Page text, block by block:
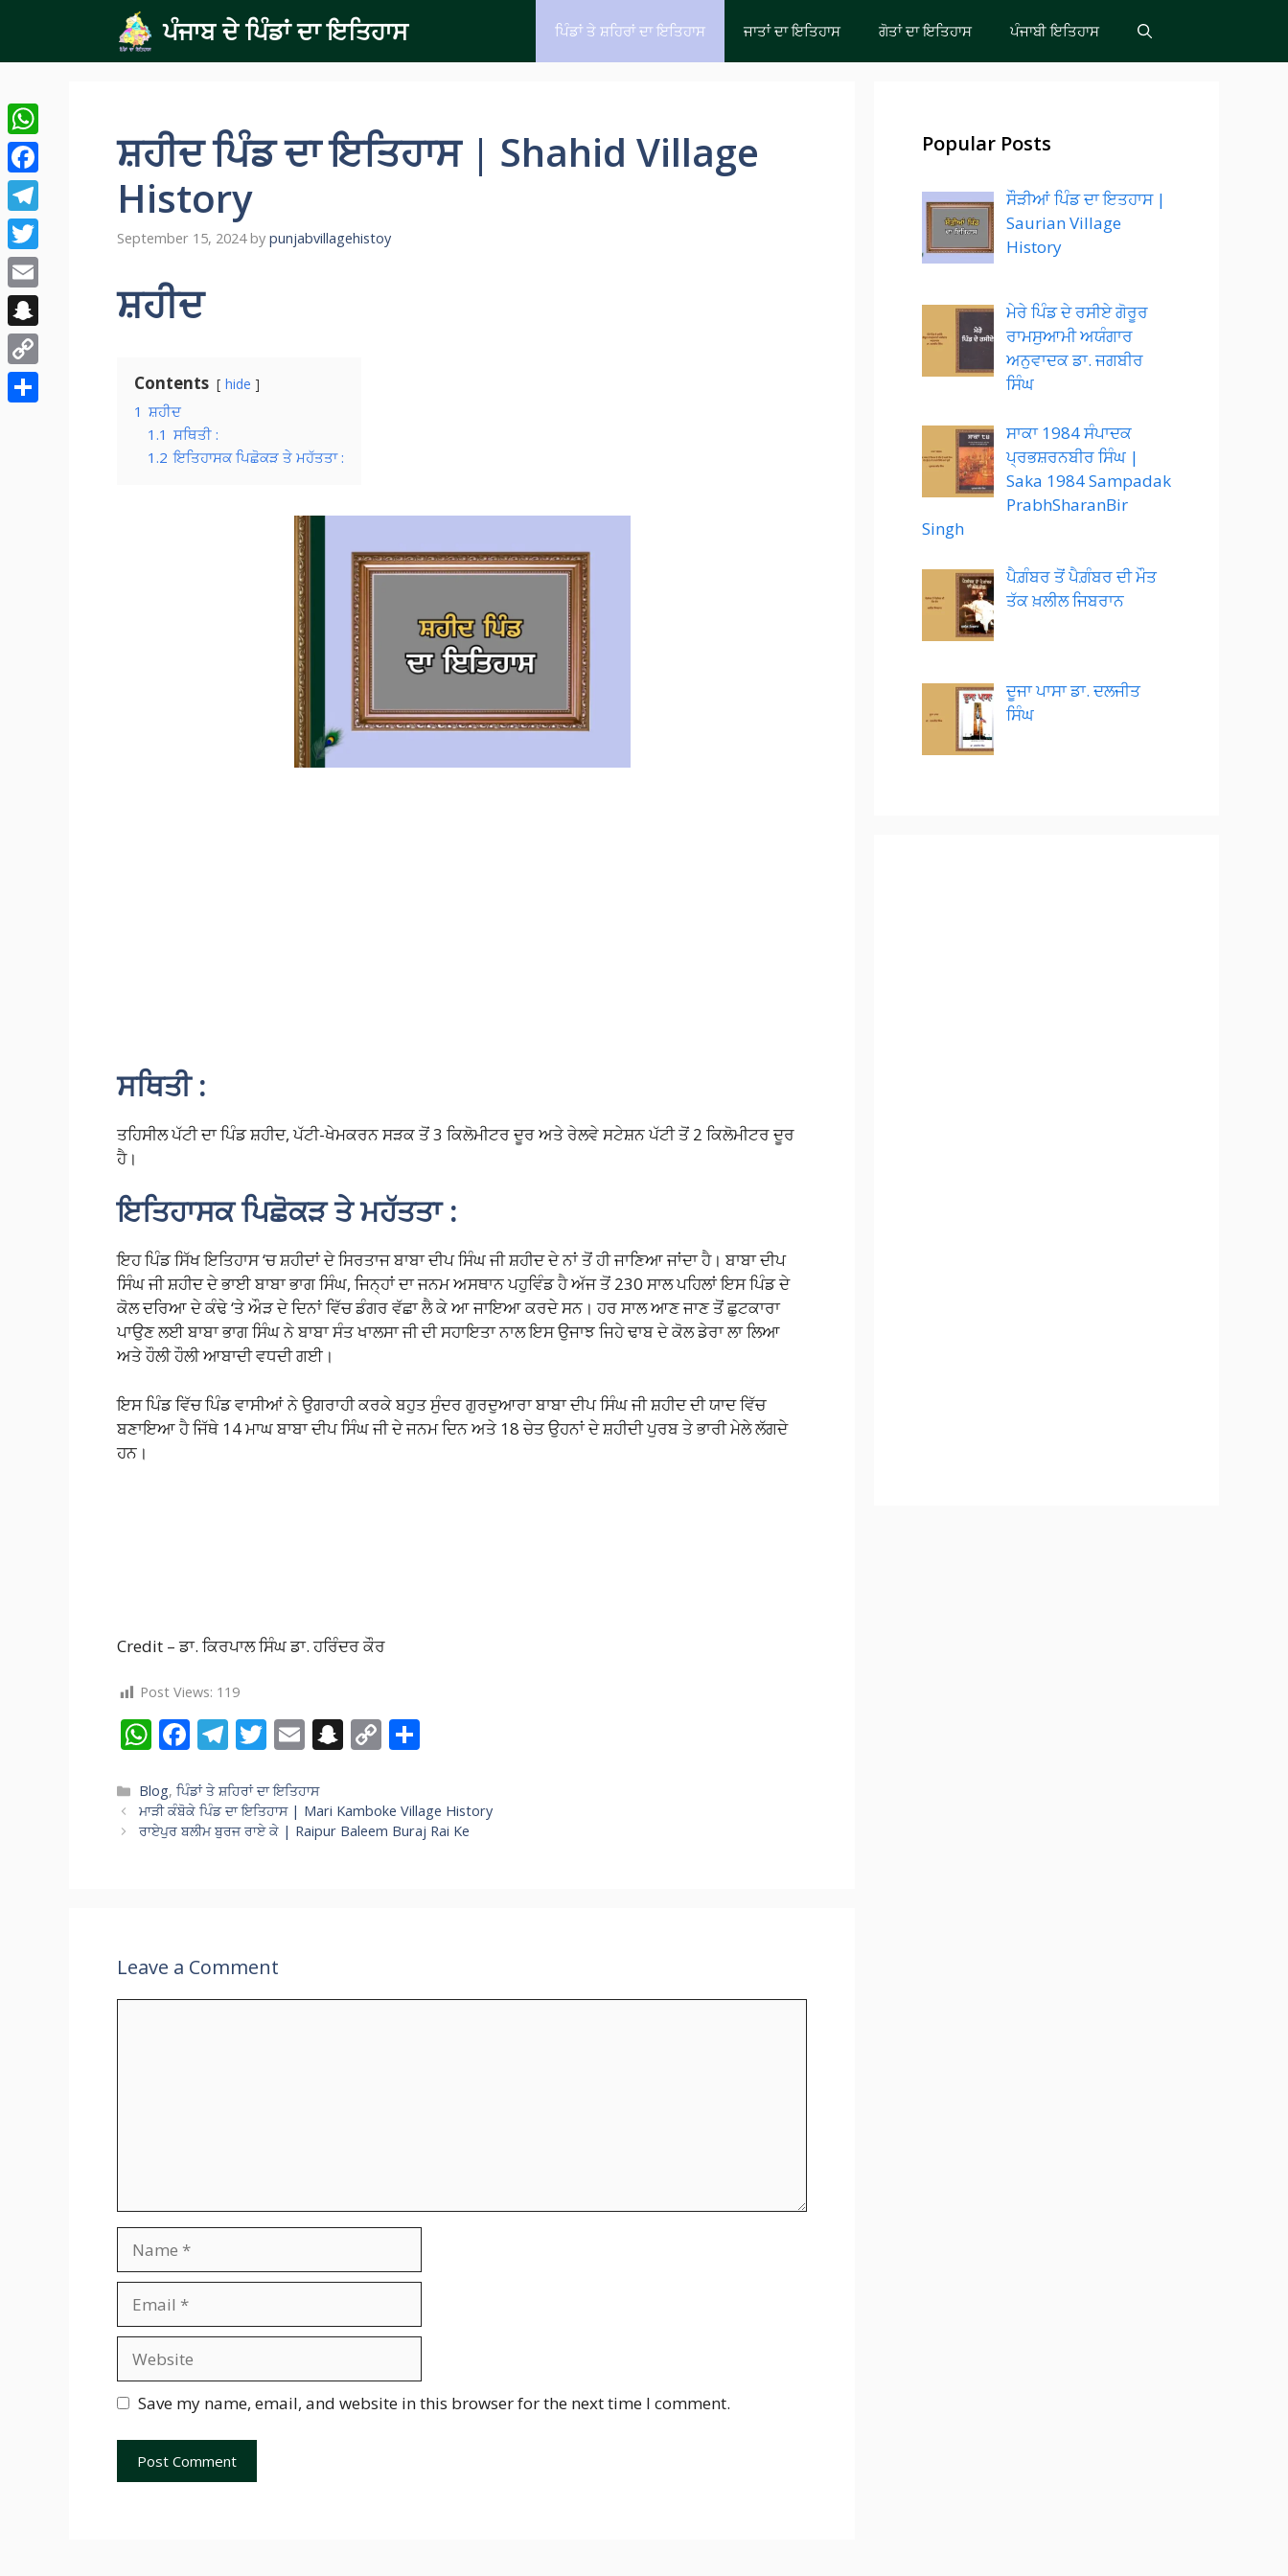
content
ਪੰਜਾਬ ਦੇ ਪਿੰਡਾਂ ਦਾ ਇਤਿਹਾਸ ਪਿੰਡਾਂ ਤੇ ਸ਼ਹਿਰਾਂ ਦਾ ਇਤਿਹਾਸ ਜਾਤਾਂ ਦਾ ਇਤਿਹਾਸ ਗੋਤਾਂ ਦਾ ਇਤਿਹਾਸ ਪੰਜਾਬੀ ਇਤਿਹਾਸ
ਸ਼ਹੀਦ ਪਿੰਡ ਦਾ ਇਤਿਹਾਸ | Shahid Village
History
September 15, 2024 by punjabvillagehistoy
ਸ਼ਹੀਦ
Contents hide
1 ਸ਼ਹੀਦ
1.1 ਸਥਿਤੀ :
1.2 ਇਤਿਹਾਸਕ ਪਿਛੋਕੜ ਤੇ ਮਹੱਤਤਾ :
ਸਥਿਤੀ :
ਤਹਿਸੀਲ ਪੱਟੀ ਦਾ ਪਿੰਡ ਸ਼ਹੀਦ, ਪੱਟੀ-ਖੇਮਕਰਨ ਸੜਕ ਤੋਂ 3 ਕਿਲੋਮੀਟਰ ਦੂਰ ਅਤੇ ਰੇਲਵੇ ਸਟੇਸ਼ਨ ਪੱਟੀ ਤੋਂ 2 ਕਿਲੋਮੀਟਰ ਦੂਰ
ਹੈ।
ਇਤਿਹਾਸਕ ਪਿਛੋਕੜ ਤੇ ਮਹੱਤਤਾ :
ਇਹ ਪਿੰਡ ਸਿੱਖ ਇਤਿਹਾਸ ‘ਚ ਸ਼ਹੀਦਾਂ ਦੇ ਸਿਰਤਾਜ ਬਾਬਾ ਦੀਪ ਸਿੰਘ ਜੀ ਸ਼ਹੀਦ ਦੇ ਨਾਂ ਤੋਂ ਹੀ ਜਾਣਿਆ ਜਾਂਦਾ ਹੈ। ਬਾਬਾ ਦੀਪ
ਸਿੰਘ ਜੀ ਸ਼ਹੀਦ ਦੇ ਭਾਈ ਬਾਬਾ ਭਾਗ ਸਿੰਘ, ਜਿਨ੍ਹਾਂ ਦਾ ਜਨਮ ਅਸਥਾਨ ਪਹੁਵਿੰਡ ਹੈ ਅੱਜ ਤੋਂ 230 ਸਾਲ ਪਹਿਲਾਂ ਇਸ ਪਿੰਡ ਦੇ
ਕੋਲ ਦਰਿਆ ਦੇ ਕੰਢੇ ‘ਤੇ ਔੜ ਦੇ ਦਿਨਾਂ ਵਿੱਚ ਡੰਗਰ ਵੱਛਾ ਲੈ ਕੇ ਆ ਜਾਇਆ ਕਰਦੇ ਸਨ। ਹਰ ਸਾਲ ਆਣ ਜਾਣ ਤੋਂ ਛੁਟਕਾਰਾ
ਪਾਉਣ ਲਈ ਬਾਬਾ ਭਾਗ ਸਿੰਘ ਨੇ ਬਾਬਾ ਸੰਤ ਖਾਲਸਾ ਜੀ ਦੀ ਸਹਾਇਤਾ ਨਾਲ ਇਸ ਉਜਾਝ ਜਿਹੇ ਢਾਬ ਦੇ ਕੋਲ ਡੇਰਾ ਲਾ ਲਿਆ
ਅਤੇ ਹੌਲੀ ਹੌਲੀ ਆਬਾਦੀ ਵਧਦੀ ਗਈ।
ਇਸ ਪਿੰਡ ਵਿੱਚ ਪਿੰਡ ਵਾਸੀਆਂ ਨੇ ਉਗਰਾਹੀ ਕਰਕੇ ਬਹੁਤ ਸੁੰਦਰ ਗੁਰਦੁਆਰਾ ਬਾਬਾ ਦੀਪ ਸਿੰਘ ਜੀ ਸ਼ਹੀਦ ਦੀ ਯਾਦ ਵਿੱਚ
ਬਣਾਇਆ ਹੈ ਜਿੱਥੇ 14 ਮਾਘ ਬਾਬਾ ਦੀਪ ਸਿੰਘ ਜੀ ਦੇ ਜਨਮ ਦਿਨ ਅਤੇ 18 ਚੇਤ ਉਹਨਾਂ ਦੇ ਸ਼ਹੀਦੀ ਪੁਰਬ ਤੇ ਭਾਰੀ ਮੇਲੇ ਲੱਗਦੇ
ਹਨ।
Credit – ਡਾ. ਕਿਰਪਾਲ ਸਿੰਘ ਡਾ. ਹਰਿੰਦਰ ਕੌਰ
Post Views: 119
W
at
s
F
e
b
T
e
gr
T
itt
er
E
ai
l
S
p
C
p
y e
Categories
Blog,ਪਿੰਡਾਂ ਤੇ ਸ਼ਹਿਰਾਂ ਦਾ ਇਤਿਹਾਸ
ਮਾੜੀ ਕੰਬੋਕੇ ਪਿੰਡ ਦਾ ਇਤਿਹਾਸ | Mari Kamboke Village History
ਰਾਏਪੁਰ ਬਲੀਮ ਬੁਰਜ ਰਾਏ ਕੇ | Raipur Baleem Buraj Rai Ke
Leave a Comment
Save my name, email, and website in this browser for the next time I comment.
Popular Posts
ਸੌੜੀਆਂ ਪਿੰਡ ਦਾ ਇਤਹਾਸ |
Saurian Village
History
ਮੇਰੇ ਪਿੰਡ ਦੇ ਰਸੀਏ ਗੋਰੂਰ
ਰਾਮਸੁਆਮੀ ਅਯੰਗਾਰ
ਅਨੁਵਾਦਕ ਡਾ. ਜਗਬੀਰ
ਸਿੰਘ
ਸਾਕਾ 1984 ਸੰਪਾਦਕ
ਪ੍ਰਭਸ਼ਰਨਬੀਰ ਸਿੰਘ |
Saka 1984 Sampadak
PrabhSharanBir
Singh
ਪੈਗ਼ੰਬਰ ਤੋਂ ਪੈਗ਼ੰਬਰ ਦੀ ਮੌਤ
ਤੱਕ ਖ਼ਲੀਲ ਜਿਬਰਾਨ
ਦੂਜਾ ਪਾਸਾ ਡਾ. ਦਲਜੀਤ
ਸਿੰਘ
WhatsApp
Facebook
Telegram
Twitter
Email
Snapchat
Copy
Link